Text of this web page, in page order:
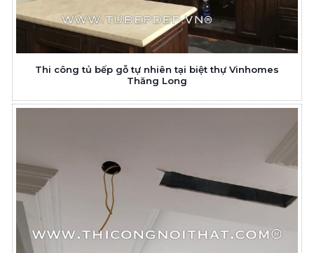
Thi công tủ bếp gỗ tự nhiên tại biệt thự Vinhomes
Thăng Long